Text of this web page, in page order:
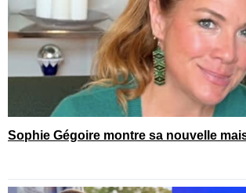
Sophie Gégoire montre sa nouvelle